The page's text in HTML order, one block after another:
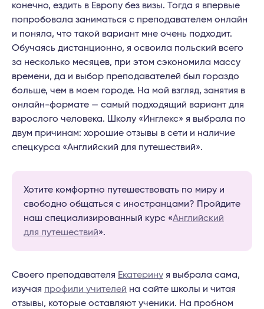
конечно, ездить в Европу без визы. Тогда я впервые
попробовала заниматься с преподавателем онлайн
и поняла, что такой вариант мне очень подходит.
Обучаясь дистанционно, я освоила польский всего
за несколько месяцев, при этом сэкономила массу
времени, да и выбор преподавателей был гораздо
больше, чем в моем городе. На мой взгляд, занятия в
онлайн-формате — самый подходящий вариант для
взрослого человека. Школу «Инглекс» я выбрала по
двум причинам: хорошие отзывы в сети и наличие
спецкурса «Английский для путешествий».
Хотите комфортно путешествовать по миру и
свободно общаться с иностранцами? Пройдите
наш специализированный курс «Английский
для путешествий».
Своего преподавателя Екатерину я выбрала сама,
изучая профили учителей на сайте школы и читая
отзывы, которые оставляют ученики. На пробном